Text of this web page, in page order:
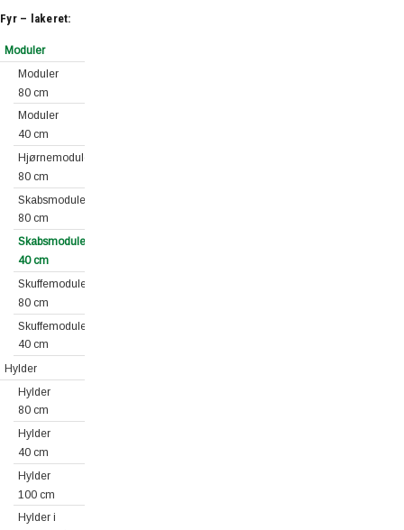
Fyr – lakeret:
Moduler
Moduler
80 cm
Moduler
40 cm
Hjørnemoduler
80 cm
Skabsmoduler
80 cm
Skabsmoduler
40 cm
Skuffemoduler
80 cm
Skuffemoduler
40 cm
Hylder
Hylder
80 cm
Hylder
40 cm
Hylder
100 cm
Hylder i